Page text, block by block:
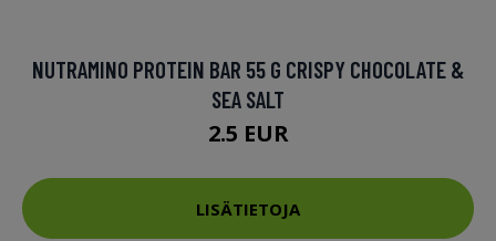
NUTRAMINO PROTEIN BAR 55 G CRISPY CHOCOLATE &
SEA SALT
2.5 EUR
LISÄTIETOJA